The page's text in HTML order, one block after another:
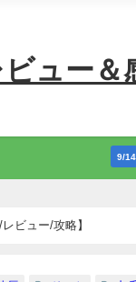
ュー＆
9/14
ビュー/攻略】